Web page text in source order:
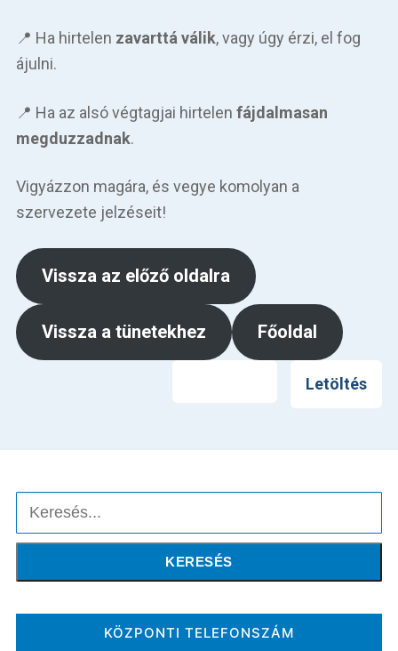
📍 Ha hirtelen zavarttá válik, vagy úgy érzi, el fog
ájulni.
📍 Ha az alsó végtagjai hirtelen fájdalmasan
megduzzadnak.
Vigyázzon magára, és vegye komolyan a
szervezete jelzéseit!
Vissza az előző oldalra
Vissza a tünetekhez Főoldal
Letöltés
Keresés
KERESÉS
KÖZPONTI TELEFONSZÁM